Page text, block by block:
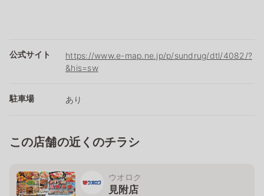
公式サイト
https://www.e-map.ne.jp/p/sundrug/dtl/4082/?
&his=sw
駐車場 あり
この店舗の近くのチラシ
ウオロク
見附店